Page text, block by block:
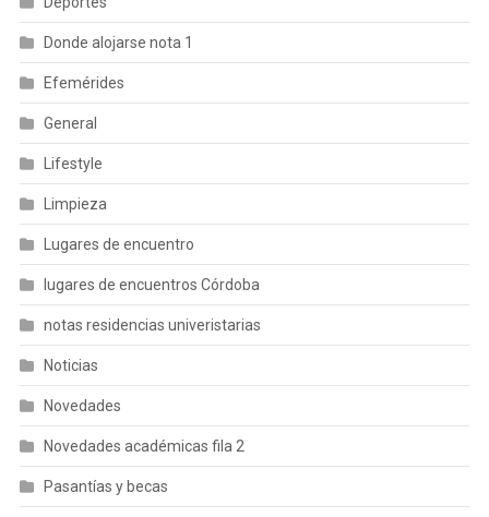
Donde alojarse nota 1
Efemérides
General
Lifestyle
Limpieza
Lugares de encuentro
lugares de encuentros Córdoba
notas residencias univeristarias
Noticias
Novedades
Novedades académicas fila 2
Pasantías y becas